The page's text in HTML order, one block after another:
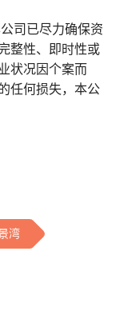
司已尽力确保资
整性、即时性或
状况因个案而
任何损失，本公
湾